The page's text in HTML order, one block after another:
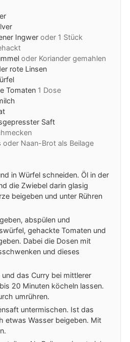
Ingwer oder 1 Stück
oder Koriander gemahlen
rote Linsen
Tomaten 1 Dose
Saft
oder Naan-Brot als Beilage
in Würfel schneiden. Öl in der
die Zwiebel darin glasig
beigeben und unter Rühren
abspülen und
gehackte Tomaten und
Dabei die Dosen mit
und dieses
das Curry bei mittlerer
20 Minuten köcheln lassen.
umrühren.
untermischen. Ist das
etwas Wasser beigeben. Mit